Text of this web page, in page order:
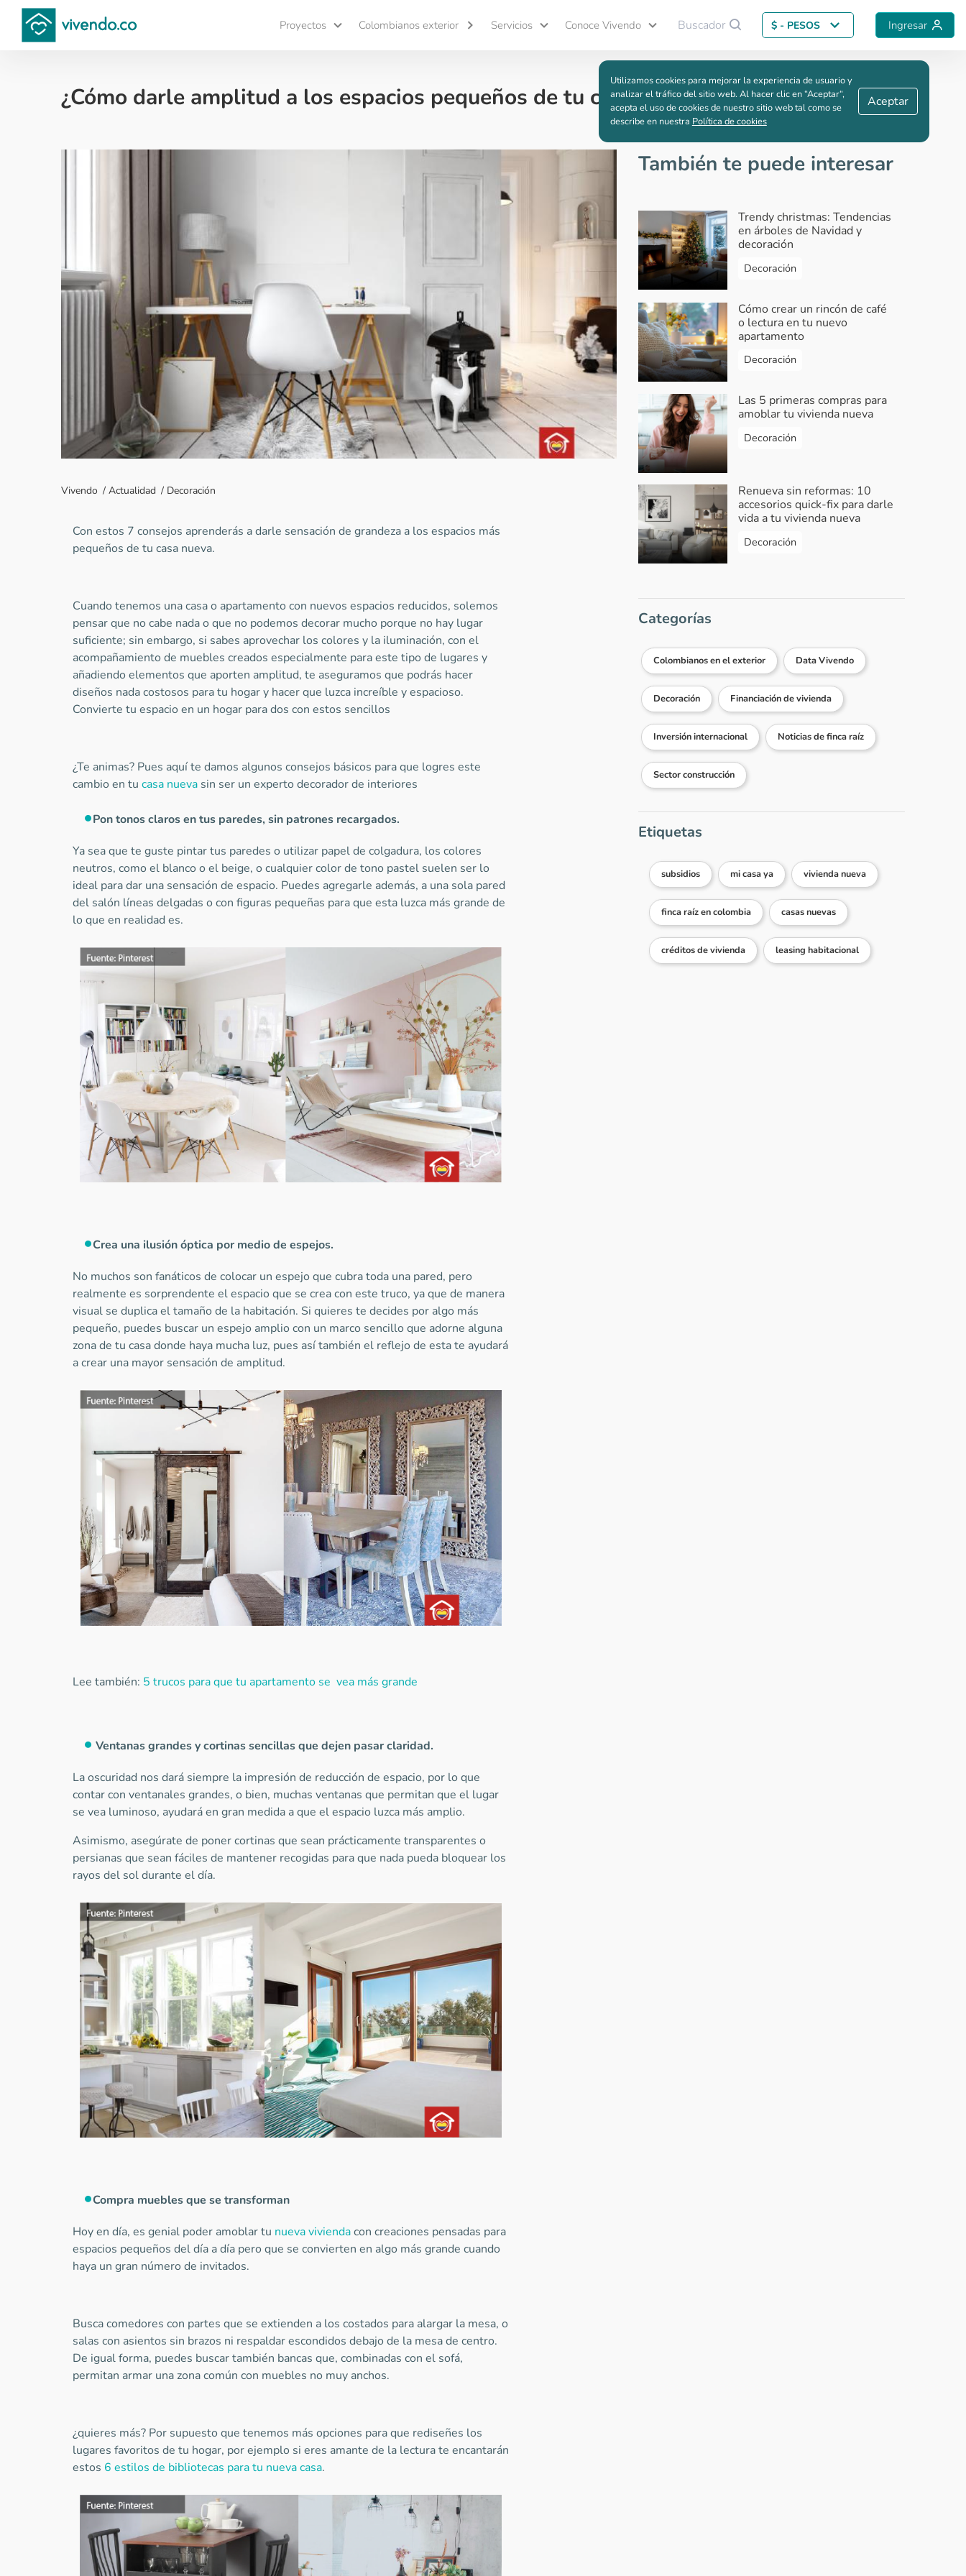
Proyectos Colombianos exterior Servicios Conoce Vivendo Buscador $ - PESOS Ingresar
¿Cómo darle amplitud a los espacios pequeños de tu casa nueva?
Vivendo / Actualidad / Decoración
Con estos 7 consejos aprenderás a darle sensación de grandeza a los espacios más
pequeños de tu casa nueva.
Cuando tenemos una casa o apartamento con nuevos espacios reducidos, solemos
pensar que no cabe nada o que no podemos decorar mucho porque no hay lugar
suficiente; sin embargo, si sabes aprovechar los colores y la iluminación, con el
acompañamiento de muebles creados especialmente para este tipo de lugares y
añadiendo elementos que aporten amplitud, te aseguramos que podrás hacer
diseños nada costosos para tu hogar y hacer que luzca increíble y espacioso.
Convierte tu espacio en un hogar para dos con estos sencillos
¿Te animas? Pues aquí te damos algunos consejos básicos para que logres este
cambio en tu casa nuevasin ser un experto decorador de interiores
Pon tonos claros en tus paredes, sin patrones recargados.
Ya sea que te guste pintar tus paredes o utilizar papel de colgadura, los colores
neutros, como el blanco o el beige, o cualquier color de tono pastel suelen ser lo
ideal para dar una sensación de espacio. Puedes agregarle además, a una sola pared
del salón líneas delgadas o con figuras pequeñas para que esta luzca más grande de
lo que en realidad es.
Crea una ilusión óptica por medio de espejos.
No muchos son fanáticos de colocar un espejo que cubra toda una pared, pero
realmente es sorprendente el espacio que se crea con este truco, ya que de manera
visual se duplica el tamaño de la habitación. Si quieres te decides por algo más
pequeño, puedes buscar un espejo amplio con un marco sencillo que adorne alguna
zona de tu casa donde haya mucha luz, pues así también el reflejo de esta te ayudará
a crear una mayor sensación de amplitud.
Lee también: 5 trucos para que tu apartamento se vea más grande
Ventanas grandes y cortinas sencillas que dejen pasar claridad.
La oscuridad nos dará siempre la impresión de reducción de espacio, por lo que
contar con ventanales grandes, o bien, muchas ventanas que permitan que el lugar
se vea luminoso, ayudará en gran medida a que el espacio luzca más amplio.
Asimismo, asegúrate de poner cortinas que sean prácticamente transparentes o
persianas que sean fáciles de mantener recogidas para que nada pueda bloquear los
rayos del sol durante el día.
Compra muebles que se transforman
Hoy en día, es genial poder amoblar tu nueva viviendacon creaciones pensadas para
espacios pequeños del día a día pero que se convierten en algo más grande cuando
haya un gran número de invitados.
Busca comedores con partes que se extienden a los costados para alargar la mesa, o
salas con asientos sin brazos ni respaldar escondidos debajo de la mesa de centro.
De igual forma, puedes buscar también bancas que, combinadas con el sofá,
permitan armar una zona común con muebles no muy anchos.
¿quieres más? Por supuesto que tenemos más opciones para que rediseñes los
lugares favoritos de tu hogar, por ejemplo si eres amante de la lectura te encantarán
estos 6 estilos de bibliotecas para tu nueva casa.
También te puede interesar
Trendy christmas: Tendencias
en árboles de Navidad y
decoración
Decoración
Cómo crear un rincón de café
o lectura en tu nuevo
apartamento
Decoración
Las 5 primeras compras para
amoblar tu vivienda nueva
Decoración
Renueva sin reformas: 10
accesorios quick-fix para darle
vida a tu vivienda nueva
Decoración
Categorías
Colombianos en el exterior Data Vivendo
Decoración Financiación de vivienda
Inversión internacional Noticias de finca raíz
Sector construcción
Etiquetas
subsidios mi casa ya vivienda nueva
finca raíz en colombia casas nuevas
créditos de vivienda leasing habitacional
Utilizamos cookies para mejorar la experiencia de usuario y
analizar el tráfico del sitio web. Al hacer clic en “Aceptar“,
acepta el uso de cookies de nuestro sitio web tal como se
describe en nuestra Política de cookies
Aceptar
Compara proyectos Guardar comparación